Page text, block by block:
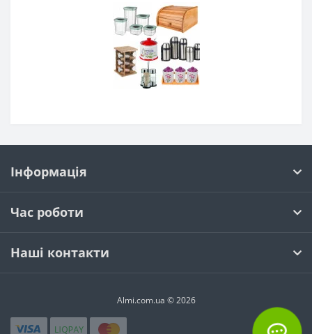
Інформація
Час роботи
Наші контакти
Almi.com.ua © 2026